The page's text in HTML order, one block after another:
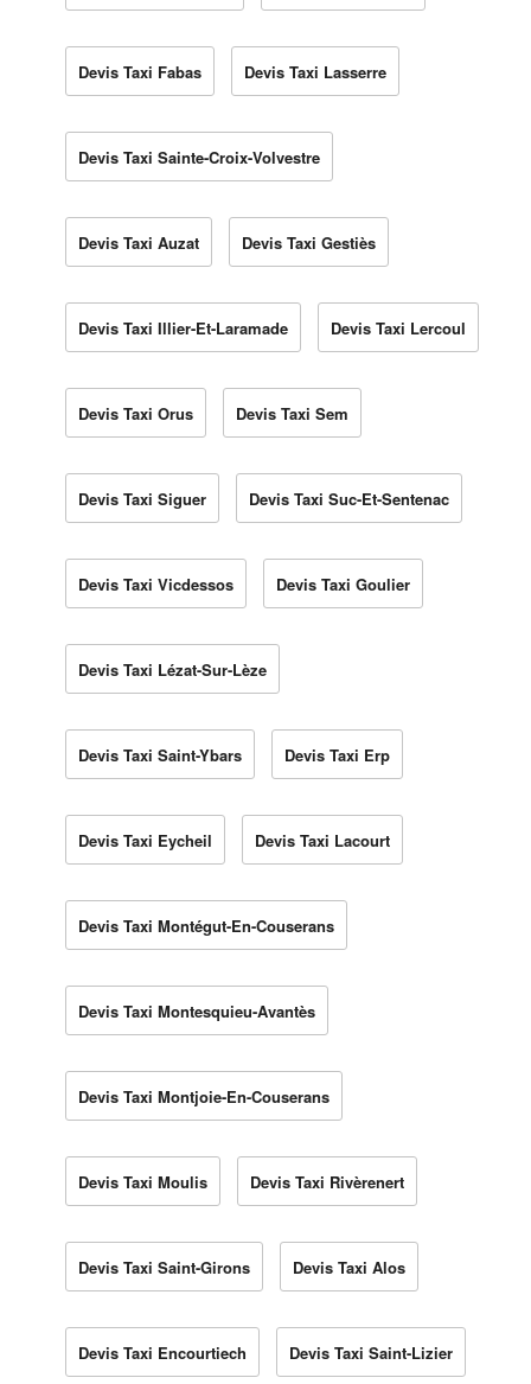
Devis Taxi Fabas Devis Taxi Lasserre
Devis Taxi Sainte-Croix-Volvestre
Devis Taxi Auzat Devis Taxi Gestiès
Devis Taxi Illier-Et-Laramade Devis Taxi Lercoul
Devis Taxi Orus Devis Taxi Sem
Devis Taxi Siguer Devis Taxi Suc-Et-Sentenac
Devis Taxi Vicdessos Devis Taxi Goulier
Devis Taxi Lézat-Sur-Lèze
Devis Taxi Saint-Ybars Devis Taxi Erp
Devis Taxi Eycheil Devis Taxi Lacourt
Devis Taxi Montégut-En-Couserans
Devis Taxi Montesquieu-Avantès
Devis Taxi Montjoie-En-Couserans
Devis Taxi Moulis Devis Taxi Rivèrenert
Devis Taxi Saint-Girons Devis Taxi Alos
Devis Taxi Encourtiech Devis Taxi Saint-Lizier